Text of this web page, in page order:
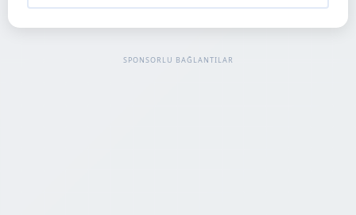
SPONSORLU BAĞLANTILAR